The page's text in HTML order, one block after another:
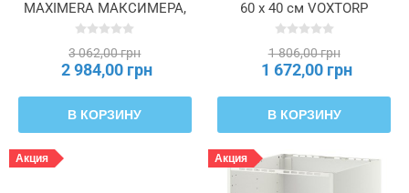
MAXIMERA МАКСИМЕРА,
402.046.32
3 062,00 грн
2 984,00 грн
В КОРЗИНУ
60 x 40 см VOXTORP
ВОКСТОРП, 702.731.91
1 806,00 грн
1 672,00 грн
В КОРЗИНУ
Акция Акция